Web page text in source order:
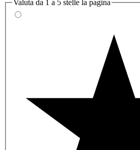
Valuta da 1 a 5 stelle la pagina